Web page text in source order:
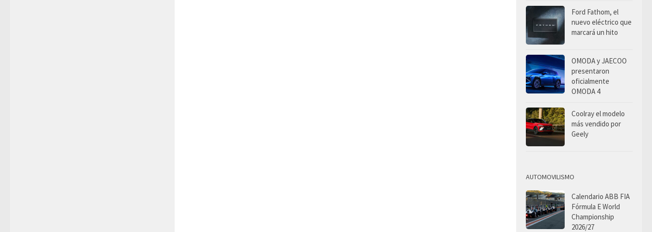
Ford Fathom, el
nuevo eléctrico que
marcará un hito
OMODA y JAECOO
presentaron
oficialmente
OMODA 4
Coolray el modelo
más vendido por
Geely
AUTOMOVILISMO
Calendario ABB FIA
Fórmula E World
Championship
2026/27